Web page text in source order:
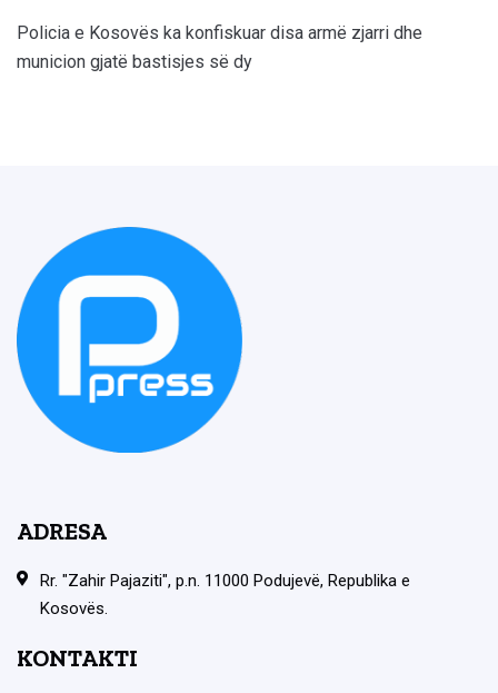
Policia e Kosovës ka konfiskuar disa armë zjarri dhe
municion gjatë bastisjes së dy
ADRESA
Rr. "Zahir Pajaziti", p.n. 11000 Podujevë, Republika e
Kosovës.
KONTAKTI